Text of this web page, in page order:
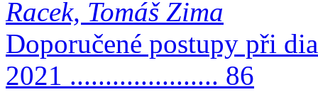
Racek, Tomáš Zima
Doporučené postupy při
2021 ..................... 86